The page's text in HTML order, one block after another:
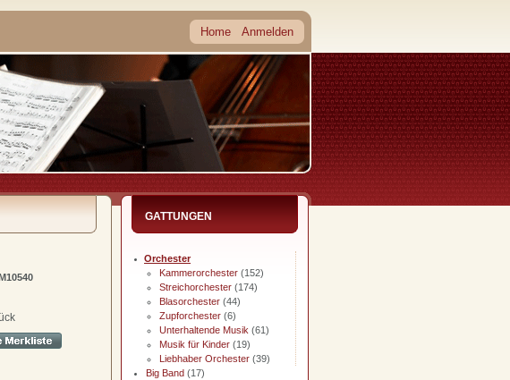
Home Anmelden
GATTUNGEN
Orchester
Kammerorchester (152)
Streichorchester (174)
Blasorchester (44)
Zupforchester (6)
Unterhaltende Musik (61)
Musik für Kinder (19)
Liebhaber Orchester (39)
Big Band (17)